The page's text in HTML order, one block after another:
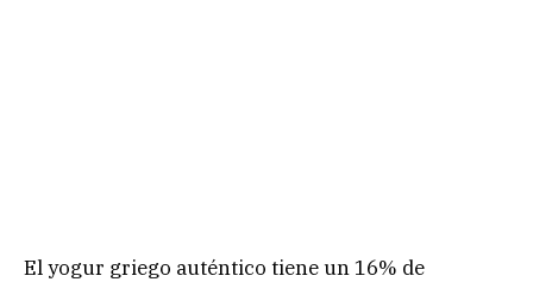
El yogur griego auténtico tiene un 16% de